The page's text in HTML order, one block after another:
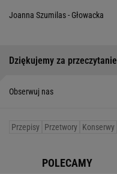
Joanna Szumilas - Głowacka
Dziękujemy za przeczytanie
Obserwuj nas
Przepisy Przetwory Konserwy
POLECAMY